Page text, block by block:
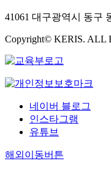
41061 대구광역시 동구
Copyright© KERIS. ALL
네이버 블로그
인스타그램
유튜브
해외이동버튼